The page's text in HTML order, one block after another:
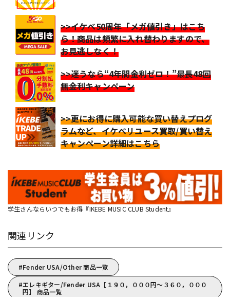
>>イケベ50周年「メガ値引き」はこち
ら！商品は頻繁に入れ替わりますので、
お見逃しなく！
>>迷うなら“4年間金利ゼロ！”最長48回
無金利キャンペーン
>>更にお得に購入可能な買い替えプログ
ラムなど、イケベリユース買取/買い替え
キャンペーン詳細はこちら
学生さんならいつでもお得『IKEBE MUSIC CLUB Student』
関連リンク
Fender USA/Other 商品一覧
エレキギター/Fender USA【１９０，０００円～３６０，０００
円】 商品一覧